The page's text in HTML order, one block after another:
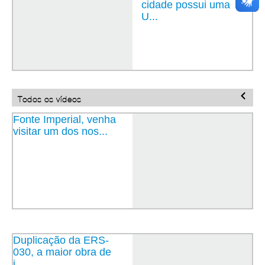
cidade possui uma
U...
Todos os vídeos
Fonte Imperial, venha
visitar um dos nos...
Duplicação da ERS-
030, a maior obra de